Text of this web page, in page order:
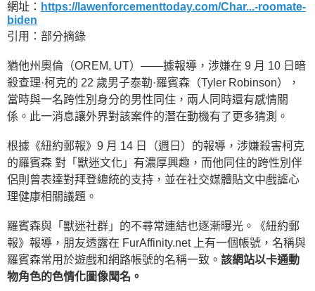
網址： https://lawenforcementtoday.com/Char...-roomate-
biden
引用：部分摘錄
猶他州奧倫（OREM, UT）——據報導，涉嫌在 9 月 10 日暗
殺查理·柯克的 22 歲男子泰勒·羅賓森（Tyler Robinson），
當時與一名跨性別身分的男性同住，兩人同時還有感情關
係。此一消息讓外界對該案件的潛在動機有了更多猜測。
根據《紐約郵報》9 月 14 日（週日）的報導，涉嫌殺害柯克
的羅賓森 對「獸迷文化」有濃厚興趣，而他同住的跨性別伴
侶則曾表達對拜登總統的支持，並在社交媒體貼文中戲謔心
理健康相關議題。
羅賓森與「獸迷社群」的不尋常連結也逐漸曝光。《紐約郵
報》報導，朋友透露在 FurAffinity.net 上有一個帳號，名稱與
羅賓森常用於遊戲和網路帳號的名稱一致。 該網站以卡通動
物角色的色情化圖像聞名。